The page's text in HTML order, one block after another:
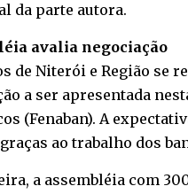
da parte autora.
avalia negociação
de Niterói e Região se
a ser apresentada
(Fenaban). A
ao trabalho dos
a assembléia com